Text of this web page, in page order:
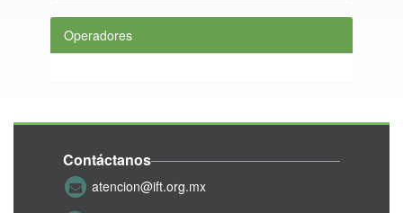
Operadores
Contáctanos
atencion@ift.org.mx